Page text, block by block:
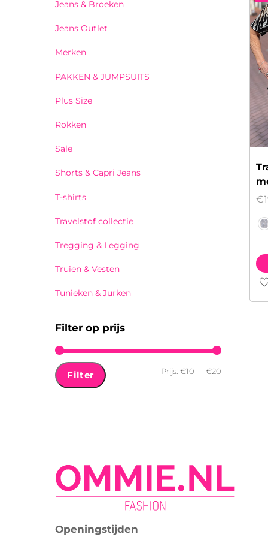
€
Jeans & Broeken
Jeans Outlet
Merken
PAKKEN & JUMPSUITS
Plus Size
Rokken
Sale
Shorts & Capri Jeans
T-shirts
Travelstof collectie
Tregging & Legging
Truien & Vesten
Tunieken & Jurken
Filter op prijs
Filter Prijs:€10 —€20
Openingstijden